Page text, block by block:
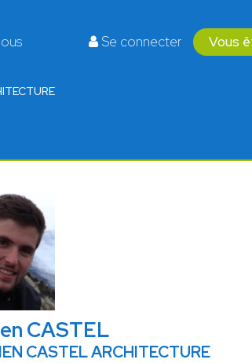
Se connecter Vous
CASTEL
CASTEL ARCHITECTURE